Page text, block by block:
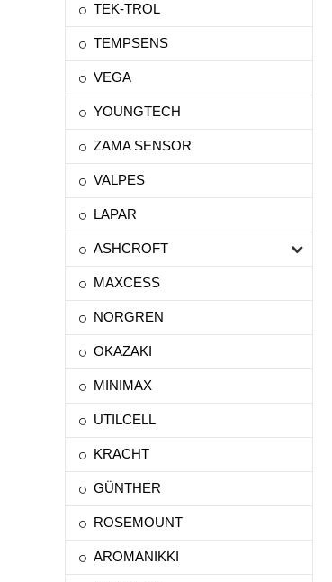
TEK-TROL
TEMPSENS
VEGA
YOUNGTECH
ZAMA SENSOR
VALPES
LAPAR
ASHCROFT
MAXCESS
NORGREN
OKAZAKI
MINIMAX
UTILCELL
KRACHT
GÜNTHER
ROSEMOUNT
AROMANIKKI